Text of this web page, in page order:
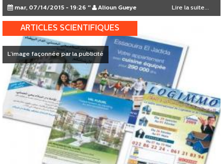
mar, 07/14/2015 - 19:26 " Alioun Gueye Lire la suite...
L’image façonnée par la publicité
ARTICLES SCIENTIFIQUES